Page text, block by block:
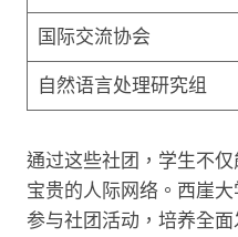
国际交流协会
自然语言处理研究组
通过这些社团，学生不
宝贵的人际网络。西崖
参与社团活动，培养全面